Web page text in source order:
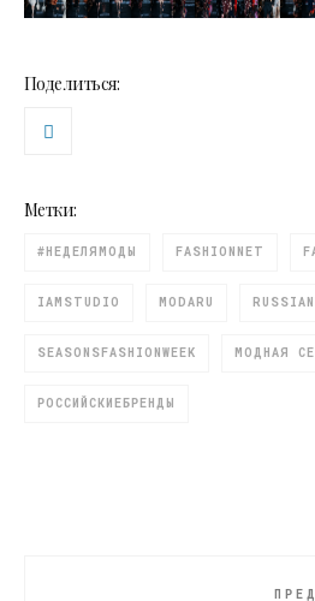
Поделиться:
Метки:
#НЕДЕЛЯМОДЫ FASHIONNET
IAMSTUDIO MODARU
SEASONSFASHIONWEEK МОДНАЯ
РОССИЙСКИЕБРЕНДЫ